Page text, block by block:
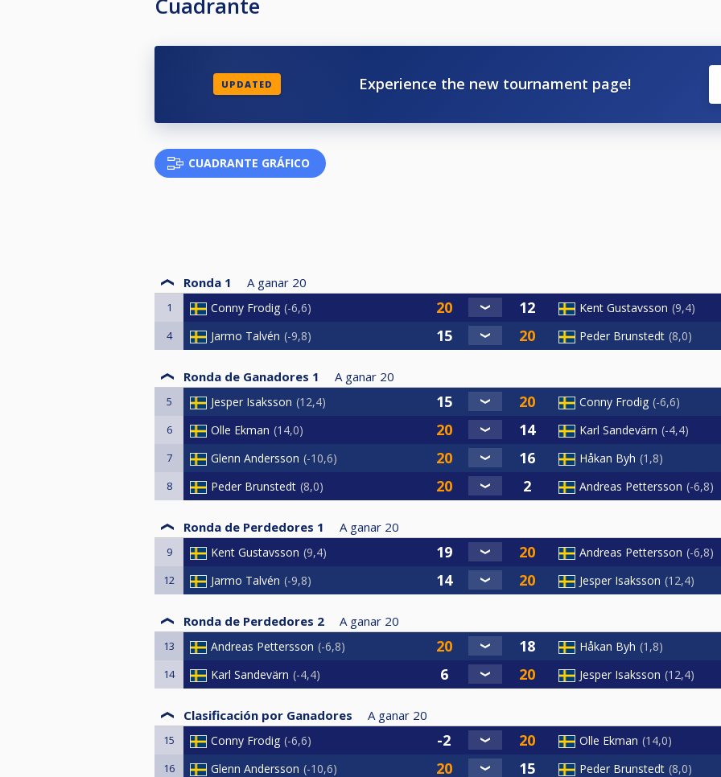
UPDATED Experience the new tournament page!
CUADRANTE GRÁFICO
Ronda 1 A ganar 20
1 Conny Frodig -6,6 Kent Gustavsson 9,4
4 Jarmo Talvén -9,8 Peder Brunstedt 8,0
Ronda de Ganadores 1 A ganar 20
5 Jesper Isaksson 12,4 Conny Frodig -6,6
6 Olle Ekman 14,0 Karl Sandevärn -4,4
7 Glenn Andersson -10,6 Håkan Byh 1,8
8 Peder Brunstedt 8,0 Andreas Pettersson -6,8
Ronda de Perdedores 1 A ganar 20
9 Kent Gustavsson 9,4 Andreas Pettersson -6,8
12 Jarmo Talvén -9,8 Jesper Isaksson 12,4
Ronda de Perdedores 2 A ganar 20
13 Andreas Pettersson -6,8 Håkan Byh 1,8
14 Karl Sandevärn -4,4 Jesper Isaksson 12,4
Clasificación por Ganadores A ganar 20
15 Conny Frodig -6,6 Olle Ekman 14,0
16 Glenn Andersson -10,6 Peder Brunstedt 8,0